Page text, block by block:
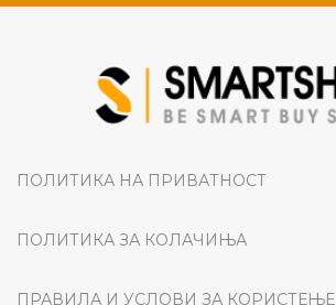
ПОЛИТИКА НА ПРИВАТНОСТ
ПОЛИТИКА ЗА КОЛАЧИЊА
ПРАВИЛА И УСЛОВИ ЗА КОРИСТЕЊЕ